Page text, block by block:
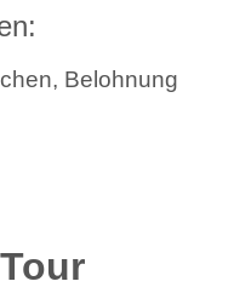
Belohnung